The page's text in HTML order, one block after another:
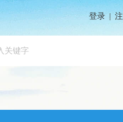
登录 |